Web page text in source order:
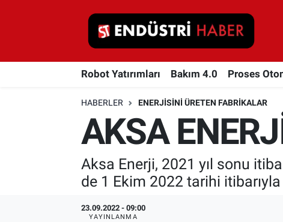
Robot Yatırımları Bakım 4.0 Proses
HABERLER ENERJISINI ÜRETEN FABRIKALAR
AKSA
Aksa Enerji, 2021 yıl sonu
de 1 Ekim 2022 tarihi
23.09.2022 - 09:00
YAYINLANMA
Robot Yatırımları
Proses Otomasyonu
Otomasyon